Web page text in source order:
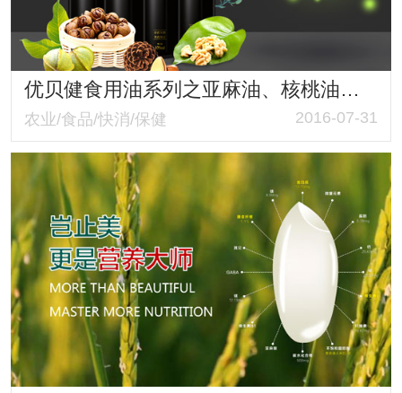
优贝健食用油系列之亚麻油、核桃油、紫苏油、山茶油包装设计与推广
农业/食品/快消/保健 2016-07-31